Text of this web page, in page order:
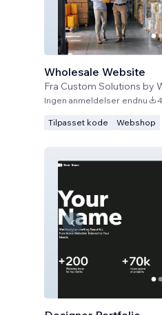
Wholesale Website
Fra Custom Solutions by
Ingen anmeldelser endnu
Tilpasset kode Webshop